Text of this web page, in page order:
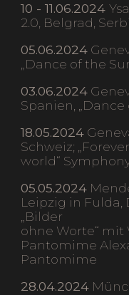
10 - 11.06.2024
2.0, Belgrad,
05.06.2024
„Dance of the
03.06.2024
Spanien, „Dance
18.05.2024
Schweiz;
world“
05.05.2024
Leipzig in Fulda,
„Bilder
ohne Worte“ mit
Pantomime
Pantomime
28.04.2024